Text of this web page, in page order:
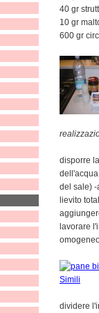
40 gr
10 gr
600 gr
disporre
del sale)
lievito
lavorare
dividere